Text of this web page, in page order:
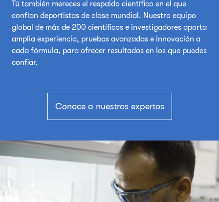
Tú también mereces el respaldo científico en el que
confían deportistas de clase mundial. Nuestro equipo
global de más de 200 científicos e investigadores aporta
amplia experiencia, pruebas avanzadas e innovación a
cada fórmula, para ofrecer resultados en los que puedes
confiar.
Conoce a nuestros expertos